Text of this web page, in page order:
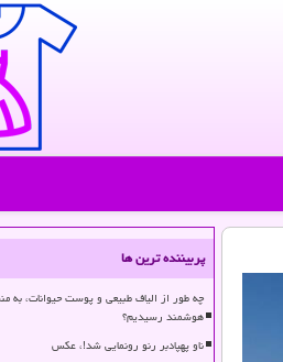
پربیننده ترین ها
چه طور از الیاف طبیعی و پوست حیوانات، به
هوشمند رسیدیم؟
ناو پهپادبر رنو رونمایی شد!، عکس